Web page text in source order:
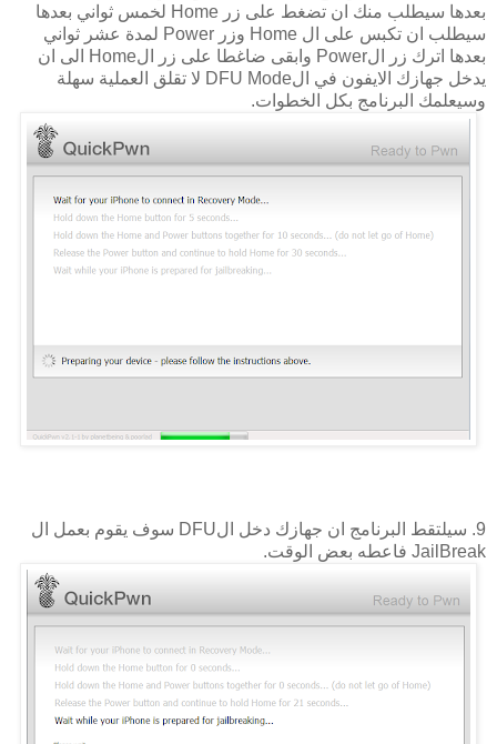
بعدها سيطلب منك ان تضغط على زر Home لخمس ثواني بعدها
سيطلب ان تكبس على ال Home وزر Power لمدة عشر ثواني
بعدها اترك زر الPower وابقى ضاغطا على زر الHome الى ان
يدخل جهازك الايفون في الDFU Mode لا تقلق العملية سهلة
وسيعلمك البرنامج بكل الخطوات.
9. سيلتقط البرنامج ان جهازك دخل الDFU سوف يقوم بعمل ال
JailBreak فاعطه بعض الوقت.